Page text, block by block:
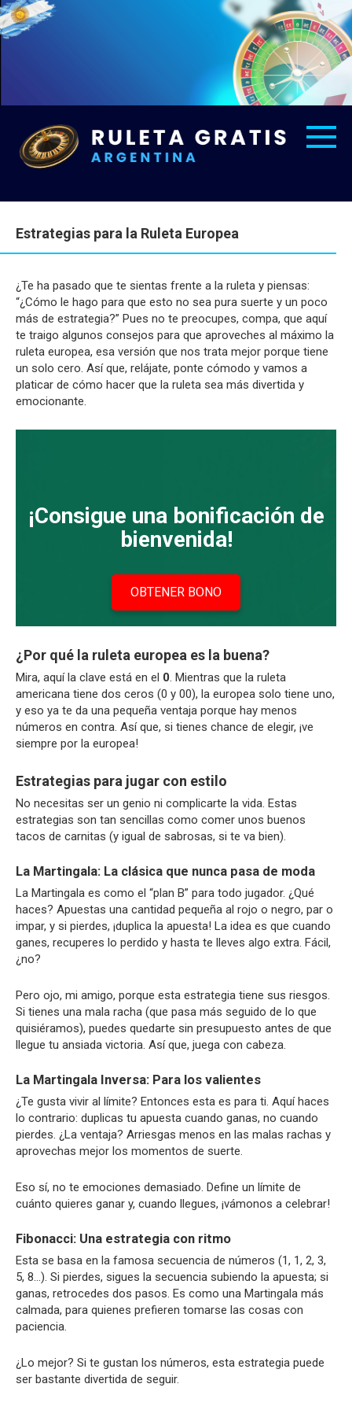
content
Estrategias para la Ruleta Europea
¿Te ha pasado que te sientas frente a la ruleta y piensas:
“¿Cómo le hago para que esto no sea pura suerte y un poco
más de estrategia?” Pues no te preocupes, compa, que aquí
te traigo algunos consejos para que aproveches al máximo la
ruleta europea, esa versión que nos trata mejor porque tiene
un solo cero. Así que, relájate, ponte cómodo y vamos a
platicar de cómo hacer que la ruleta sea más divertida y
emocionante.
¡Consigue una bonificación de
bienvenida!
OBTENER BONO
¿Por qué la ruleta europea es la buena?
Mira, aquí la clave está en el 0. Mientras que la ruleta
americana tiene dos ceros (0 y 00), la europea solo tiene uno,
y eso ya te da una pequeña ventaja porque hay menos
números en contra. Así que, si tienes chance de elegir, ¡ve
siempre por la europea!
Estrategias para jugar con estilo
No necesitas ser un genio ni complicarte la vida. Estas
estrategias son tan sencillas como comer unos buenos
tacos de carnitas (y igual de sabrosas, si te va bien).
La Martingala: La clásica que nunca pasa de moda
La Martingala es como el “plan B” para todo jugador. ¿Qué
haces? Apuestas una cantidad pequeña al rojo o negro, par o
impar, y si pierdes, ¡duplica la apuesta! La idea es que cuando
ganes, recuperes lo perdido y hasta te lleves algo extra. Fácil,
¿no?
Pero ojo, mi amigo, porque esta estrategia tiene sus riesgos.
Si tienes una mala racha (que pasa más seguido de lo que
quisiéramos), puedes quedarte sin presupuesto antes de que
llegue tu ansiada victoria. Así que, juega con cabeza.
La Martingala Inversa: Para los valientes
¿Te gusta vivir al límite? Entonces esta es para ti. Aquí haces
lo contrario: duplicas tu apuesta cuando ganas, no cuando
pierdes. ¿La ventaja? Arriesgas menos en las malas rachas y
aprovechas mejor los momentos de suerte.
Eso sí, no te emociones demasiado. Define un límite de
cuánto quieres ganar y, cuando llegues, ¡vámonos a celebrar!
Fibonacci: Una estrategia con ritmo
Esta se basa en la famosa secuencia de números (1, 1, 2, 3,
5, 8…). Si pierdes, sigues la secuencia subiendo la apuesta; si
ganas, retrocedes dos pasos. Es como una Martingala más
calmada, para quienes prefieren tomarse las cosas con
paciencia.
¿Lo mejor? Si te gustan los números, esta estrategia puede
ser bastante divertida de seguir.